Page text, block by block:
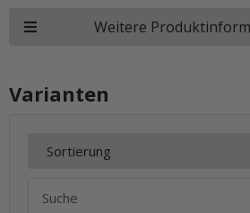
Weitere
Varianten
Sortierung